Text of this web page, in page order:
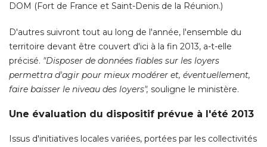
DOM (Fort de France et Saint-Denis de la Réunion.)
D'autres suivront tout au long de l'année, l'ensemble du
territoire devant être couvert d'ici à la fin 2013, a-t-elle
précisé. "Disposer de données fiables sur les loyers
permettra d'agir pour mieux modérer et, éventuellement,
faire baisser le niveau des loyers", souligne le ministère.
Une évaluation du dispositif prévue à l'été 2013
Issus d'initiatives locales variées, portées par les collectivités